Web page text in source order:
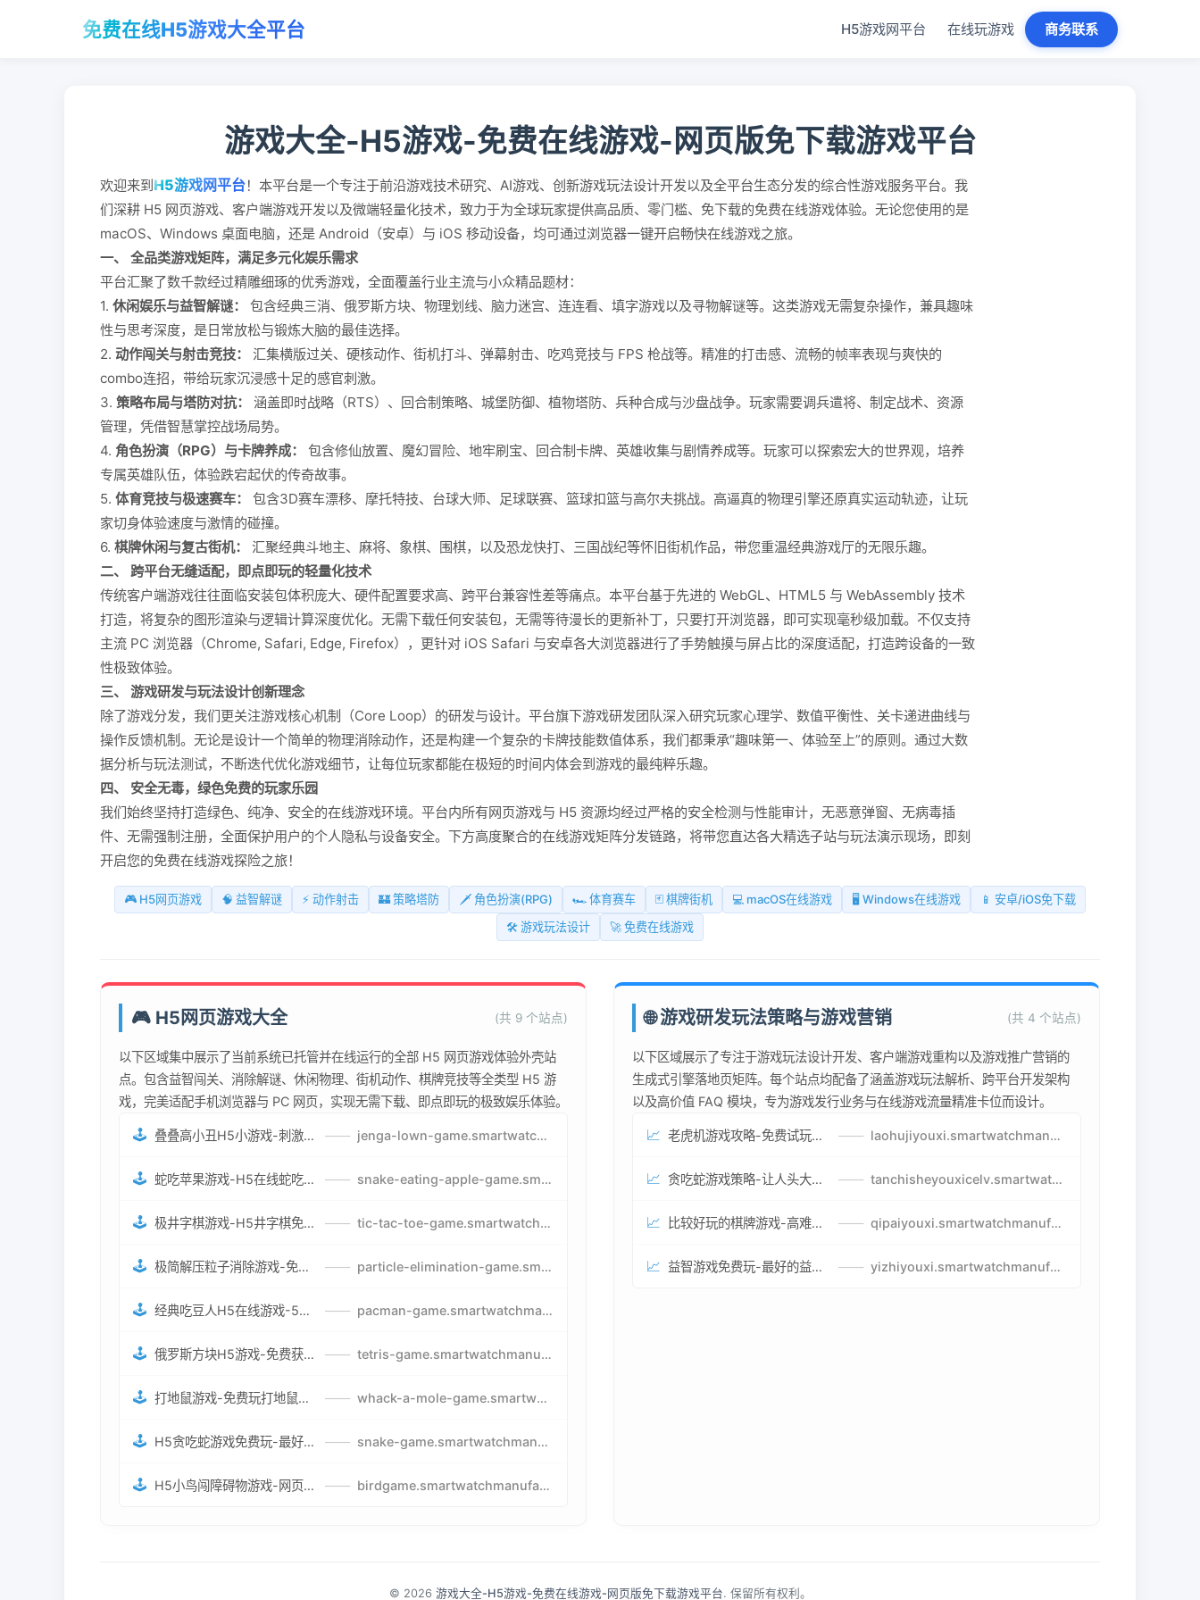
免费在线H5游戏大全平台 H5游戏网平台 在线玩游戏 商务联系
游戏大全-H5游戏-免费在线游戏-网页版免下载游戏平台
欢迎来到H5游戏网平台！本平台是一个专注于前沿游戏技术研究、AI游戏、创新游戏玩法设计开发以及全平台生态分发的综合性游戏服务平台。我
们深耕 H5 网页游戏、客户端游戏开发以及微端轻量化技术，致力于为全球玩家提供高品质、零门槛、免下载的免费在线游戏体验。无论您使用的是
macOS、Windows 桌面电脑，还是 Android（安卓）与 iOS 移动设备，均可通过浏览器一键开启畅快在线游戏之旅。
一、 全品类游戏矩阵，满足多元化娱乐需求
平台汇聚了数千款经过精雕细琢的优秀游戏，全面覆盖行业主流与小众精品题材：
1. 休闲娱乐与益智解谜：
包含经典三消、俄罗斯方块、物理划线、脑力迷宫、连连看、填字游戏以及寻物解谜等。这类游戏无需复杂操作，兼具趣味
性与思考深度，是日常放松与锻炼大脑的最佳选择。
2. 动作闯关与射击竞技：
汇集横版过关、硬核动作、街机打斗、弹幕射击、吃鸡竞技与 FPS 枪战等。精准的打击感、流畅的帧率表现与爽快的
combo连招，带给玩家沉浸感十足的感官刺激。
3. 策略布局与塔防对抗：
涵盖即时战略（RTS）、回合制策略、城堡防御、植物塔防、兵种合成与沙盘战争。玩家需要调兵遣将、制定战术、资源
管理，凭借智慧掌控战场局势。
4. 角色扮演（RPG）与卡牌养成：
包含修仙放置、魔幻冒险、地牢刷宝、回合制卡牌、英雄收集与剧情养成等。玩家可以探索宏大的世界观，培养
专属英雄队伍，体验跌宕起伏的传奇故事。
5. 体育竞技与极速赛车：
包含3D赛车漂移、摩托特技、台球大师、足球联赛、篮球扣篮与高尔夫挑战。高逼真的物理引擎还原真实运动轨迹，让玩
家切身体验速度与激情的碰撞。
6. 棋牌休闲与复古街机：
汇聚经典斗地主、麻将、象棋、围棋，以及恐龙快打、三国战纪等怀旧街机作品，带您重温经典游戏厅的无限乐趣。
二、 跨平台无缝适配，即点即玩的轻量化技术
传统客户端游戏往往面临安装包体积庞大、硬件配置要求高、跨平台兼容性差等痛点。本平台基于先进的 WebGL、HTML5 与 WebAssembly 技术
打造，将复杂的图形渲染与逻辑计算深度优化。无需下载任何安装包，无需等待漫长的更新补丁，只要打开浏览器，即可实现毫秒级加载。不仅支持
主流 PC 浏览器（Chrome, Safari, Edge, Firefox），更针对 iOS Safari 与安卓各大浏览器进行了手势触摸与屏占比的深度适配，打造跨设备的一致
性极致体验。
三、 游戏研发与玩法设计创新理念
除了游戏分发，我们更关注游戏核心机制（Core Loop）的研发与设计。平台旗下游戏研发团队深入研究玩家心理学、数值平衡性、关卡递进曲线与
操作反馈机制。无论是设计一个简单的物理消除动作，还是构建一个复杂的卡牌技能数值体系，我们都秉承“趣味第一、体验至上”的原则。通过大数
据分析与玩法测试，不断迭代优化游戏细节，让每位玩家都能在极短的时间内体会到游戏的最纯粹乐趣。
四、 安全无毒，绿色免费的玩家乐园
我们始终坚持打造绿色、纯净、安全的在线游戏环境。平台内所有网页游戏与 H5 资源均经过严格的安全检测与性能审计，无恶意弹窗、无病毒插
件、无需强制注册，全面保护用户的个人隐私与设备安全。下方高度聚合的在线游戏矩阵分发链路，将带您直达各大精选子站与玩法演示现场，即刻
开启您的免费在线游戏探险之旅！
🎮 H5网页游戏 🧠 益智解谜 ⚡ 动作射击 🏰 策略塔防 🗡️ 角色扮演(RPG) 🏎️ 体育赛车 🃏 棋牌街机 💻 macOS在线游戏 🖥️ Windows在线游戏
📱 安卓/iOS免下载
🛠️ 游戏玩法设计
🚀 免费在线游戏
🎮 H5网页游戏大全 (共 9 个站点)
以下区域集中展示了当前系统已托管并在线运行的全部 H5 网页游戏体验外壳站
点。包含益智闯关、消除解谜、休闲物理、街机动作、棋牌竞技等全类型 H5 游
戏，完美适配手机浏览器与 PC 网页，实现无需下载、即点即玩的极致娱乐体验。
🕹️ 叠叠高小丑H5小游戏-刺激游戏叠叠高小丑竞技赛-网页在线叠叠高小丑闯关游戏 —— jenga-lown-game.smartwatchmanufacturer.cn
🕹️ 蛇吃苹果游戏-H5在线蛇吃苹果网页游戏-有趣休闲游戏 —— snake-eating-apple-game.smartwatchmanufacturer.cn
🕹️ 极井字棋游戏-H5井字棋免费游戏-在线闯关变身超人打怪兽井字棋游戏 —— tic-tac-toe-game.smartwatchmanufacturer.cn
🕹️ 极简解压粒子消除游戏-免费H5粒子消除在线游戏 —— particle-elimination-game.smartwatchmanufacturer.cn
🕹️ 经典吃豆人H5在线游戏-5关挑战BOSS机枪决战版吃豆人怪兽游戏 —— pacman-game.smartwatchmanufacturer.cn
🕹️ 俄罗斯方块H5游戏-免费获取俄罗斯方块攻略-俄罗斯方块怪兽游戏策略 —— tetris-game.smartwatchmanufacturer.cn
🕹️ 打地鼠游戏-免费玩打地鼠H5网页游戏-打地鼠游戏官网 —— whack-a-mole-game.smartwatchmanufacturer.cn
🕹️ H5贪吃蛇游戏免费玩-最好的网页在线贪吃蛇游戏-贪吃蛇H5游戏攻略 —— snake-game.smartwatchmanufacturer.cn
🕹️ H5小鸟闯障碍物游戏-网页在线游戏小鸟闯关 —— birdgame.smartwatchmanufacturer.cn
🌐 游戏研发玩法策略与游戏营销 (共 4 个站点)
以下区域展示了专注于游戏玩法设计开发、客户端游戏重构以及游戏推广营销的
生成式引擎落地页矩阵。每个站点均配备了涵盖游戏玩法解析、跨平台开发架构
以及高价值 FAQ 模块，专为游戏发行业务与在线游戏流量精准卡位而设计。
📈 老虎机游戏攻略-免费试玩的老虎机游戏-老虎机游戏币兑换方式 —— laohujiyouxi.smartwatchmanufacturer.cn
📈 贪吃蛇游戏策略-让人头大的贪吃蛇游戏-贪吃蛇游戏攻略指南 —— tanchisheyouxicelv.smartwatchmanufacturer.cn
📈 比较好玩的棋牌游戏-高难度棋牌游戏-棋牌游戏到底怎么玩 —— qipaiyouxi.smartwatchmanufacturer.cn
📈 益智游戏免费玩-最好的益智游戏-有趣的益智游戏策略 —— yizhiyouxi.smartwatchmanufacturer.cn
© 2026 游戏大全-H5游戏-免费在线游戏-网页版免下载游戏平台. 保留所有权利。